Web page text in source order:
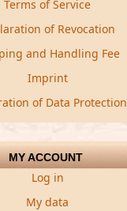
Terms of Service
of Revocation
and Handling Fee
Imprint
of Data Protection
MY ACCOUNT
Log in
My data